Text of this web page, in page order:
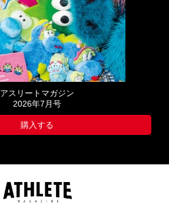
アスリートマガジン
2026年7月号
購入する